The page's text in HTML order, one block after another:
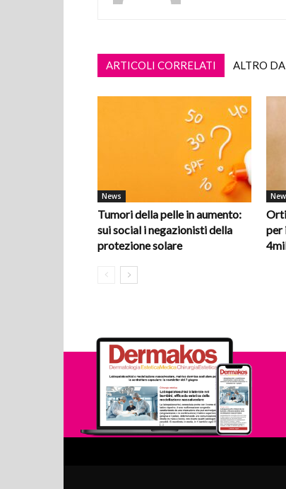
ARTICOLI CORRELATI ALTRO
News
Tumori della pelle in aumento:
sui social i negazionisti della
protezione solare
per